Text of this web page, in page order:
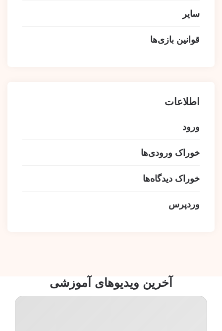
سایر
قوانین بازی‌ها
اطلاعات
ورود
خوراک ورودی‌ها
خوراک دیدگاه‌ها
وردپرس
آخرین ویدیوهای آموزشی